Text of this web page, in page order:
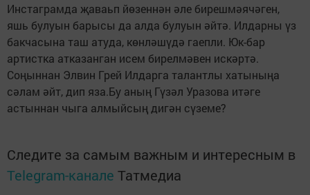
Инстаграмда җаваьп йөзеннән әле бирешмәячәген,
яшь булуын барысы да алда булуын әйтә. Илдарны үз
бакчасына таш атуда, көнләшүдә гаепли. Юк-бар
артистка атказанган исем бирелмәвен искәртә.
Соңыннан Элвин Грей Илдарга талантлы хатыныңа
сәлам әйт, дип яза.Бу аның Гүзәл Уразова итәге
астыннан чыга алмыйсың дигән сүземе?
Следите за самым важным и интересным в
Telegram-канале Татмедиа